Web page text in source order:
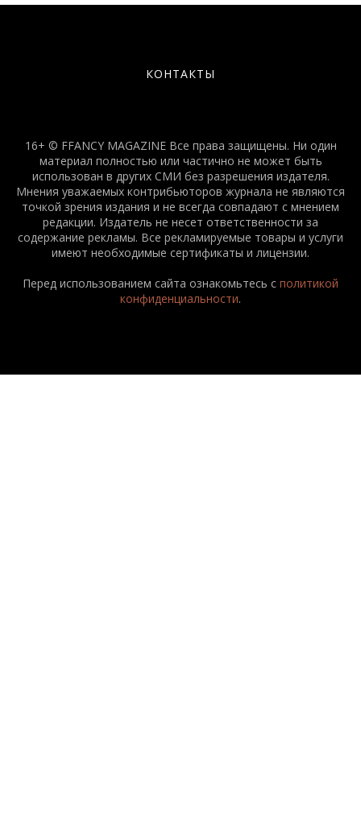
КОНТАКТЫ
16+ © FFANCY MAGAZINE Все права защищены. Ни один
материал полностью или частично не может быть
использован в других СМИ без разрешения издателя.
Мнения уважаемых контрибьюторов журнала не являются
точкой зрения издания и не всегда совпадают с мнением
редакции. Издатель не несет ответственности за
содержание рекламы. Все рекламируемые товары и услуги
имеют необходимые сертификаты и лицензии.
Перед использованием сайта ознакомьтесь с политикой
конфиденциальности.